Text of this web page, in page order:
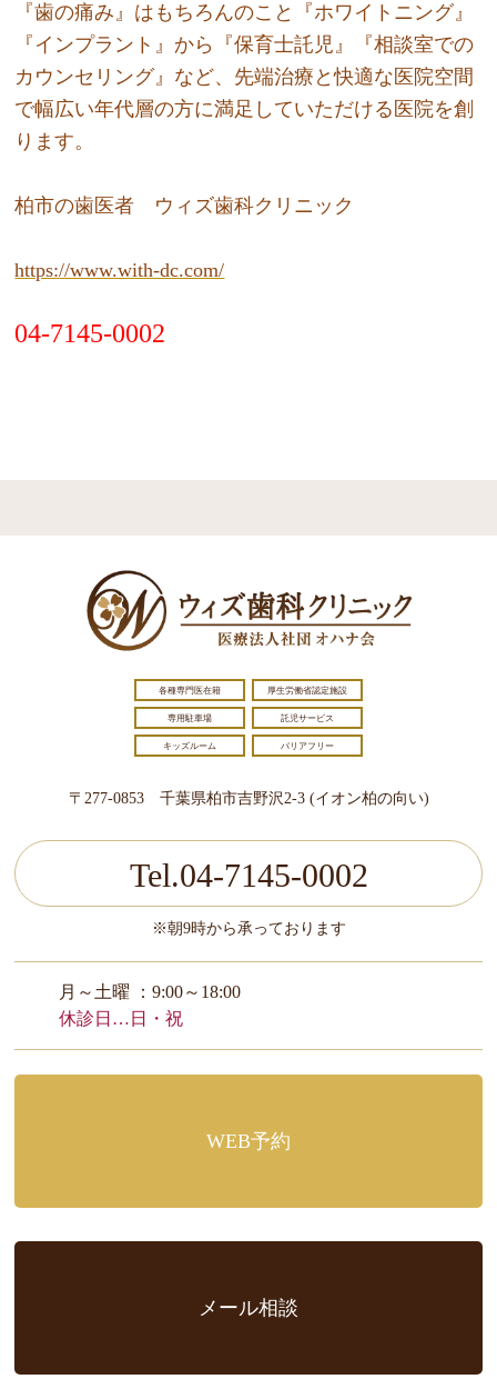
『歯の痛み』はもちろんのこと『ホワイトニング』
『インプラント』から『保育士託児』『相談室での
カウンセリング』など、先端治療と快適な医院空間
で幅広い年代層の方に満足していただける医院を創
ります。
柏市の歯医者 ウィズ歯科クリニック
https://www.with-dc.com/
04-7145-0002
各種専門医在籍 厚生労働省認定施設
専用駐車場 託児サービス
キッズルーム バリアフリー
〒277-0853 千葉県柏市吉野沢2-3 (イオン柏の向い)
Tel.04-7145-0002
※朝9時から承っております
月～土曜 ：9:00～18:00
休診日…日・祝
WEB予約
メール相談